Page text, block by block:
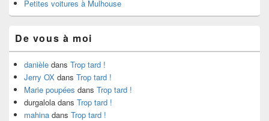
Petites voitures à Mulhouse
De vous à moi
danièle dans Trop tard !
Jerry OX dans Trop tard !
Marie poupées dans Trop tard !
durgalola dans Trop tard !
mahina dans Trop tard !